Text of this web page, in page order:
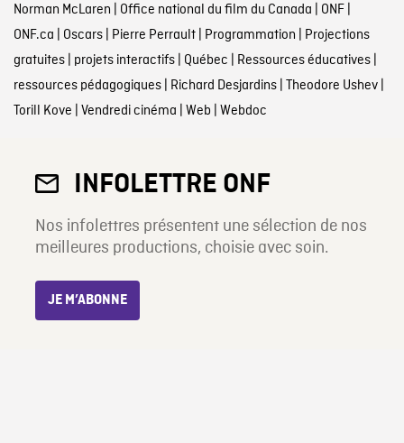
Norman McLaren | Office national du film du Canada | ONF|
ONF.ca | Oscars| Pierre Perrault| Programmation | Projections
gratuites| projets interactifs| Québec | Ressources éducatives|
ressources pédagogiques| Richard Desjardins| Theodore Ushev|
Torill Kove | Vendredi cinéma | Web | Webdoc
INFOLETTRE ONF
Nos infolettres présentent une sélection de nos
meilleures productions, choisie avec soin.
JE M’ABONNE